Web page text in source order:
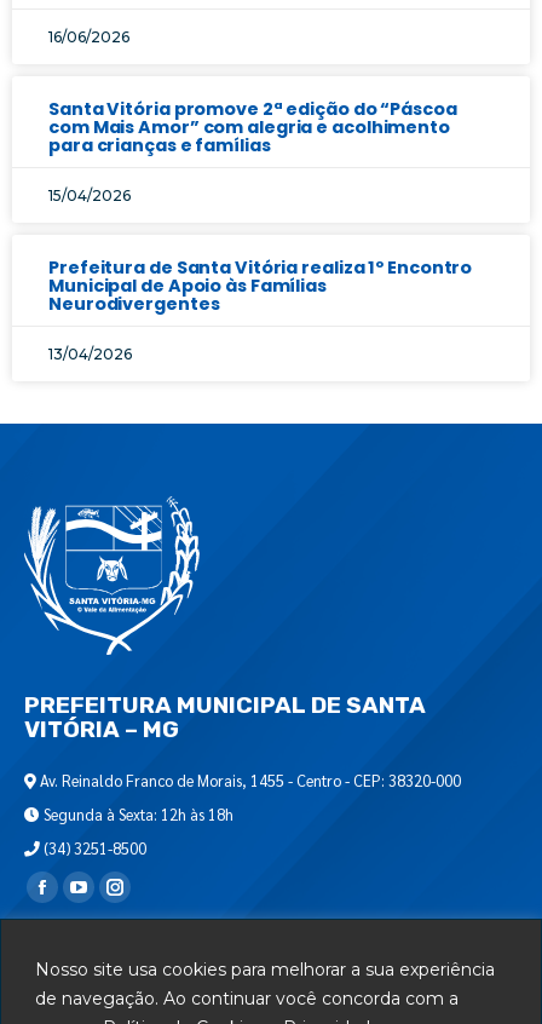
Nosso site usa cookies para melhorar a sua experiência
de navegação. Ao continuar você concorda com a
16/06/2026
Santa Vitória promove 2ª edição do “Páscoa
com Mais Amor” com alegria e acolhimento
para crianças e famílias
15/04/2026
Prefeitura de Santa Vitória realiza 1º Encontro
Municipal de Apoio às Famílias
Neurodivergentes
13/04/2026
PREFEITURA MUNICIPAL DE SANTA
VITÓRIA – MG
Av. Reinaldo Franco de Morais, 1455 - Centro - CEP: 38320-000
Segunda à Sexta: 12h às 18h
(34) 3251-8500
Encontre-nos em:
Departamento de T.I.